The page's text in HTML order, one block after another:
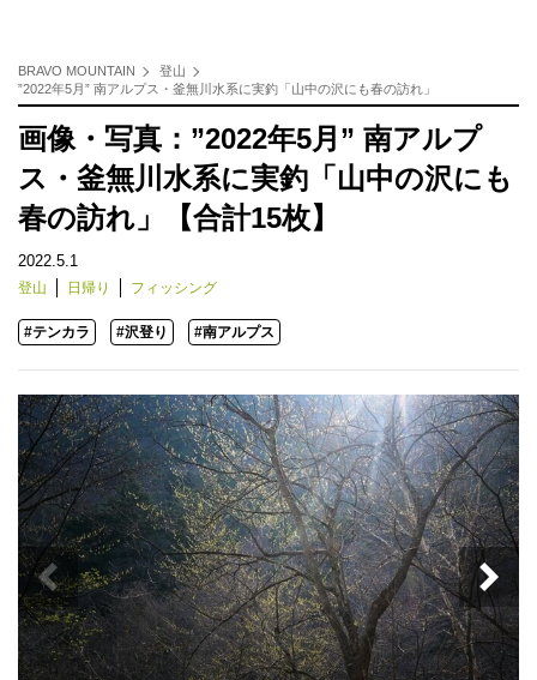
BRAVO MOUNTAIN
登山
”2022年5月” 南アルプス・釜無川水系に実釣「山中の沢にも春の訪れ」
画像・写真：”2022年5月” 南アルプ
ス・釜無川水系に実釣「山中の沢にも
春の訪れ」【合計15枚】
2022.5.1
登山 日帰り フィッシング
#テンカラ #沢登り #南アルプス